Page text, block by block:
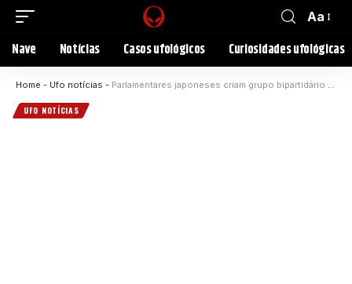
Aa
Nave Notícias Casos ufológicos Curiosidades ufológicas
Home - Ufo notícias - Parlamentares japoneses criam grupo bipartidário para investigar UAPs
UFO NOTÍCIAS